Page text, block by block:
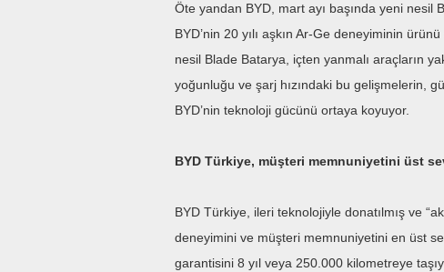
Öte yandan BYD, mart ayı başında yeni
BYD’nin 20 yılı aşkın Ar-Ge deneyiminin
nesil Blade Batarya, içten yanmalı araçların
yoğunluğu ve şarj hızındaki bu gelişmelerin,
BYD’nin teknoloji gücünü ortaya koyuyor.
BYD Türkiye, müşteri memnuniyetini üst
BYD Türkiye, ileri teknolojiyle donatılmış ve
deneyimini ve müşteri memnuniyetini en üst
garantisini 8 yıl veya 250.000 kilometreye